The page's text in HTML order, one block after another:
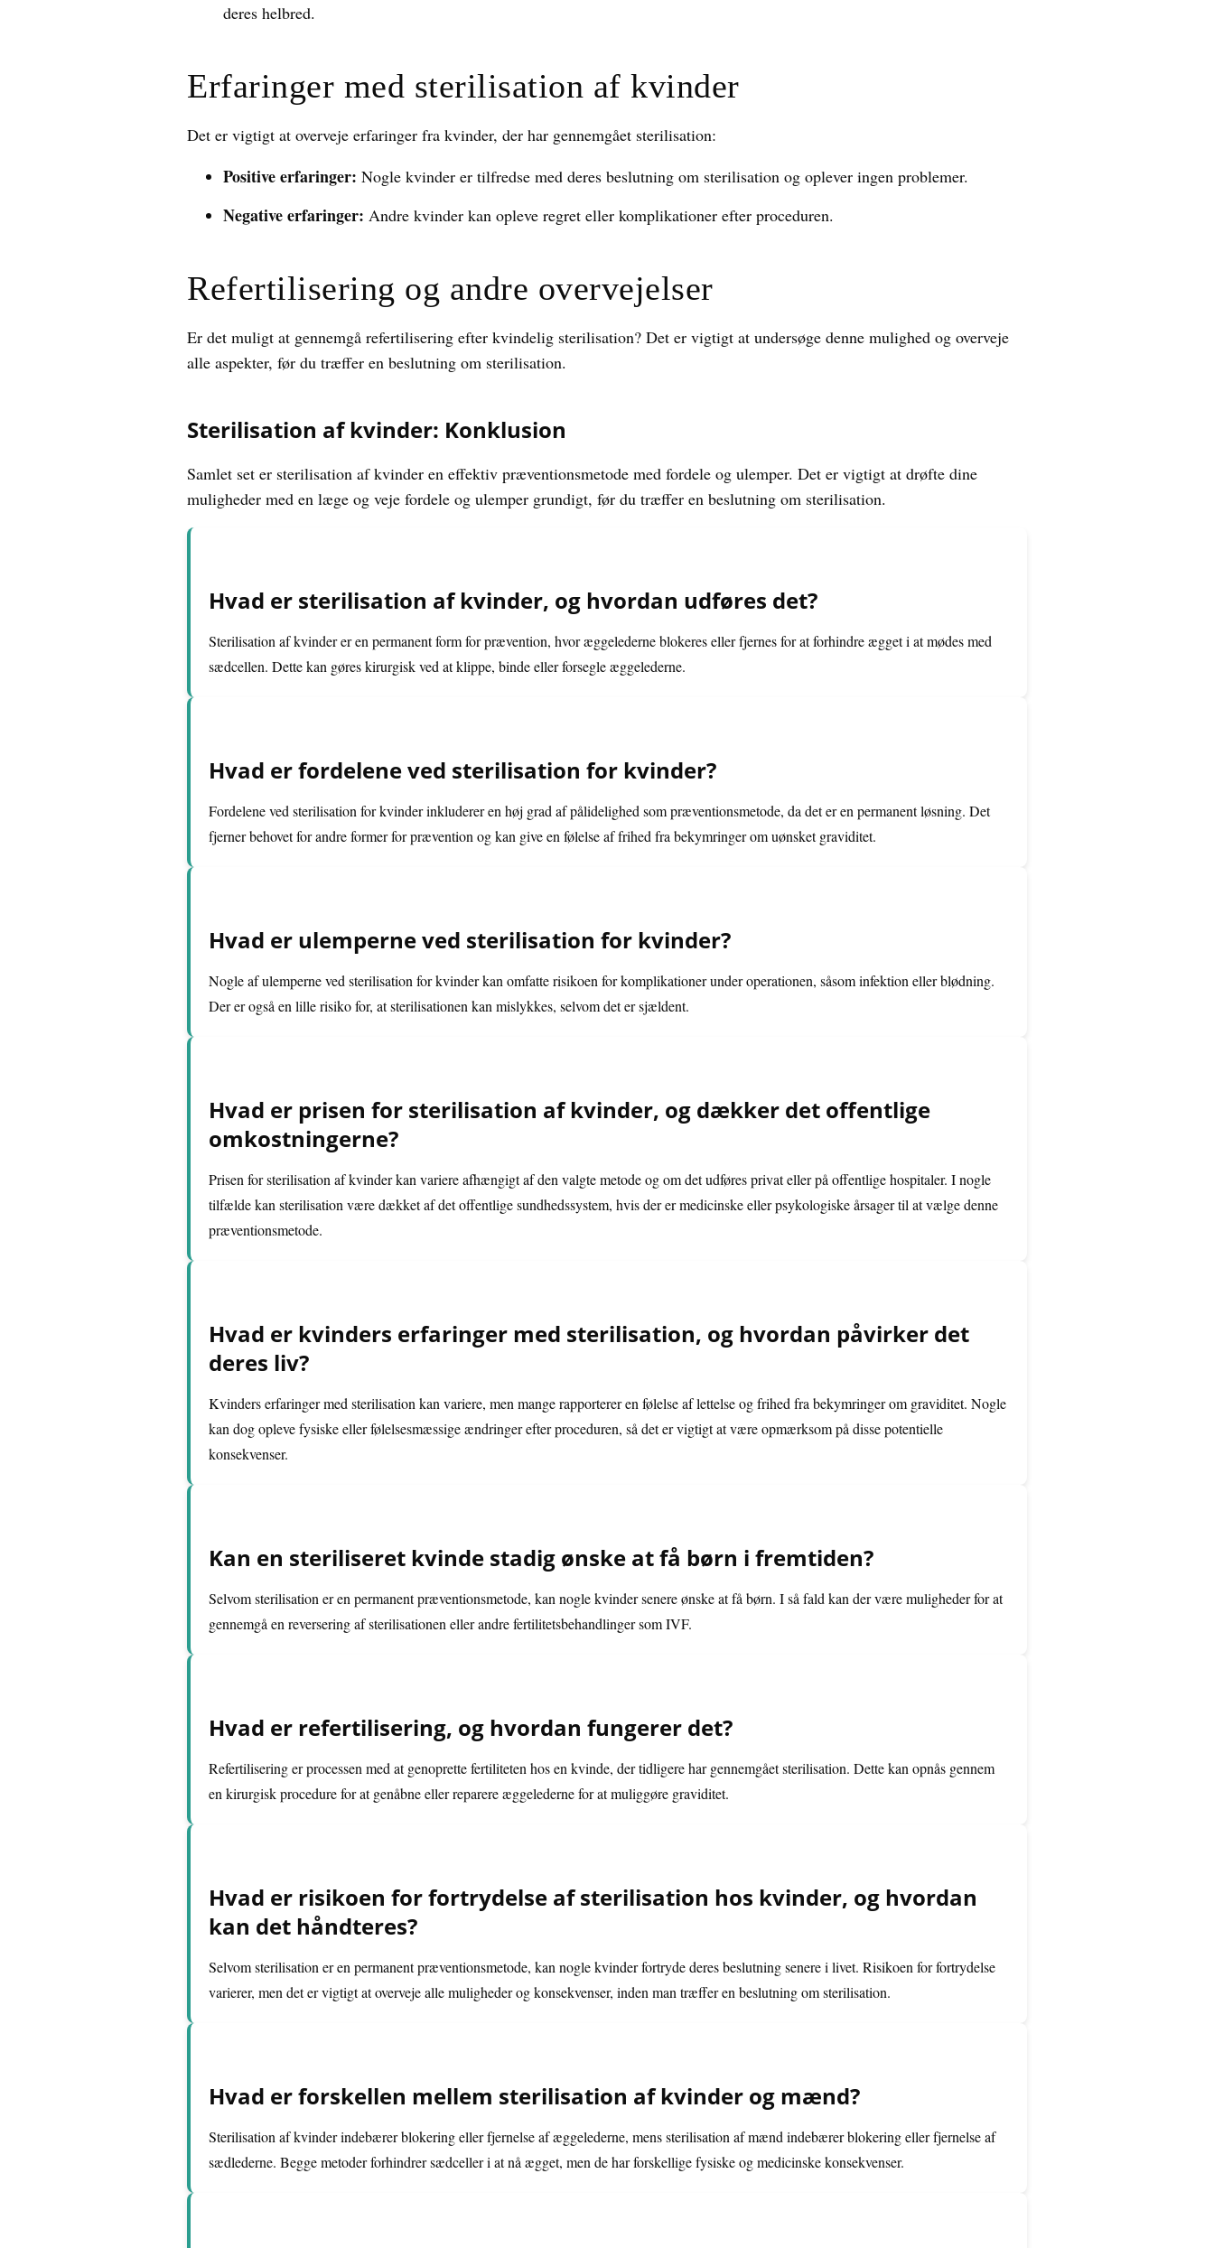
deres helbred.
Erfaringer med sterilisation af kvinder
Det er vigtigt at overveje erfaringer fra kvinder, der har gennemgået sterilisation:
Positive erfaringer: Nogle kvinder er tilfredse med deres beslutning om sterilisation og oplever ingen problemer.
Negative erfaringer: Andre kvinder kan opleve regret eller komplikationer efter proceduren.
Refertilisering og andre overvejelser
Er det muligt at gennemgå refertilisering efter kvindelig sterilisation? Det er vigtigt at undersøge denne mulighed og overveje
alle aspekter, før du træffer en beslutning om sterilisation.
Sterilisation af kvinder: Konklusion
Samlet set er sterilisation af kvinder en effektiv præventionsmetode med fordele og ulemper. Det er vigtigt at drøfte dine
muligheder med en læge og veje fordele og ulemper grundigt, før du træffer en beslutning om sterilisation.
Hvad er sterilisation af kvinder, og hvordan udføres det?
Sterilisation af kvinder er en permanent form for prævention, hvor æggelederne blokeres eller fjernes for at forhindre ægget i at mødes med
sædcellen. Dette kan gøres kirurgisk ved at klippe, binde eller forsegle æggelederne.
Hvad er fordelene ved sterilisation for kvinder?
Fordelene ved sterilisation for kvinder inkluderer en høj grad af pålidelighed som præventionsmetode, da det er en permanent løsning. Det
fjerner behovet for andre former for prævention og kan give en følelse af frihed fra bekymringer om uønsket graviditet.
Hvad er ulemperne ved sterilisation for kvinder?
Nogle af ulemperne ved sterilisation for kvinder kan omfatte risikoen for komplikationer under operationen, såsom infektion eller blødning.
Der er også en lille risiko for, at sterilisationen kan mislykkes, selvom det er sjældent.
Hvad er prisen for sterilisation af kvinder, og dækker det offentlige
omkostningerne?
Prisen for sterilisation af kvinder kan variere afhængigt af den valgte metode og om det udføres privat eller på offentlige hospitaler. I nogle
tilfælde kan sterilisation være dækket af det offentlige sundhedssystem, hvis der er medicinske eller psykologiske årsager til at vælge denne
præventionsmetode.
Hvad er kvinders erfaringer med sterilisation, og hvordan påvirker det
deres liv?
Kvinders erfaringer med sterilisation kan variere, men mange rapporterer en følelse af lettelse og frihed fra bekymringer om graviditet. Nogle
kan dog opleve fysiske eller følelsesmæssige ændringer efter proceduren, så det er vigtigt at være opmærksom på disse potentielle
konsekvenser.
Kan en steriliseret kvinde stadig ønske at få børn i fremtiden?
Selvom sterilisation er en permanent præventionsmetode, kan nogle kvinder senere ønske at få børn. I så fald kan der være muligheder for at
gennemgå en reversering af sterilisationen eller andre fertilitetsbehandlinger som IVF.
Hvad er refertilisering, og hvordan fungerer det?
Refertilisering er processen med at genoprette fertiliteten hos en kvinde, der tidligere har gennemgået sterilisation. Dette kan opnås gennem
en kirurgisk procedure for at genåbne eller reparere æggelederne for at muliggøre graviditet.
Hvad er risikoen for fortrydelse af sterilisation hos kvinder, og hvordan
kan det håndteres?
Selvom sterilisation er en permanent præventionsmetode, kan nogle kvinder fortryde deres beslutning senere i livet. Risikoen for fortrydelse
varierer, men det er vigtigt at overveje alle muligheder og konsekvenser, inden man træffer en beslutning om sterilisation.
Hvad er forskellen mellem sterilisation af kvinder og mænd?
Sterilisation af kvinder indebærer blokering eller fjernelse af æggelederne, mens sterilisation af mænd indebærer blokering eller fjernelse af
sædlederne. Begge metoder forhindrer sædceller i at nå ægget, men de har forskellige fysiske og medicinske konsekvenser.